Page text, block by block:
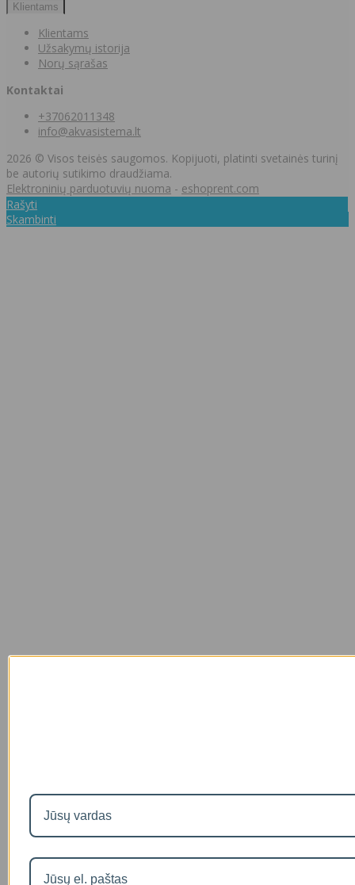
Klientams
Klientams
Užsakymų istorija
Norų sąrašas
Kontaktai
+37062011348
info@akvasistema.lt
2026 © Visos teisės saugomos. Kopijuoti, platinti svetainės turinį
be autorių sutikimo draudžiama.
Elektroninių parduotuvių nuoma - eshoprent.com
Rašyti
Skambinti